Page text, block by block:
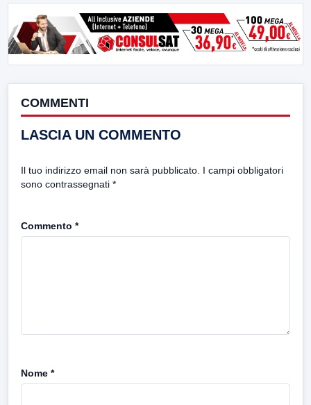
COMMENTI
LASCIA UN COMMENTO
Il tuo indirizzo email non sarà pubblicato. I campi obbligatori
sono contrassegnati *
Commento *
Nome *